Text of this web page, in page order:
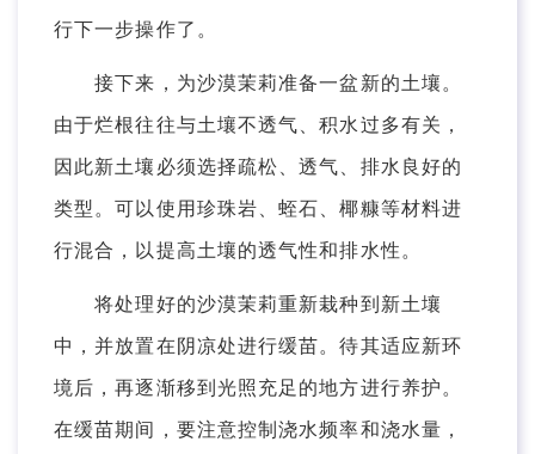
行下一步操作了。
接下来，为沙漠茉莉准备一盆新的土壤。
由于烂根往往与土壤不透气、积水过多有关，
因此新土壤必须选择疏松、透气、排水良好的
类型。可以使用珍珠岩、蛭石、椰糠等材料进
行混合，以提高土壤的透气性和排水性。
将处理好的沙漠茉莉重新栽种到新土壤
中，并放置在阴凉处进行缓苗。待其适应新环
境后，再逐渐移到光照充足的地方进行养护。
在缓苗期间，要注意控制浇水频率和浇水量，